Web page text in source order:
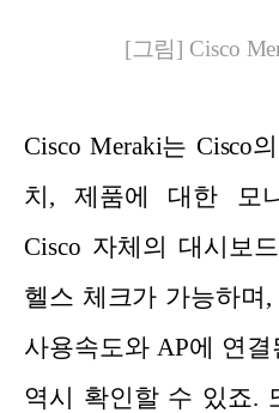
[그림] Cisco
Cisco Meraki는 Cisco
치, 제품에 대한 모
Cisco 자체의 대시보
헬스 체크가 가능하며
사용속도와 AP에 연
역시 확인할 수 있죠.